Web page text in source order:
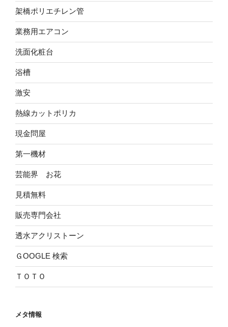
架橋ポリエチレン管
業務用エアコン
洗面化粧台
浴槽
激安
熱線カットポリカ
現金問屋
第一機材
芸能界 お花
見積無料
販売専門会社
透水アクリストーン
ＧOOGLE 検索
ＴＯＴＯ
メタ情報